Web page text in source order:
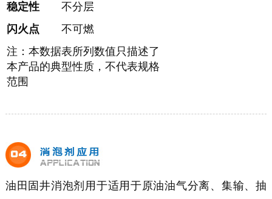
稳定性
不分层
闪火点
不可燃
注：本数据表所列数值只描述了
本产品的典型性质，不代表规格
范围
油田固井消泡剂用于适用于原油油气分离、集输、抽